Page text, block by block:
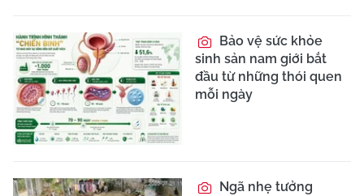
Bảo vệ sức khỏe
sinh sản nam giới bắt
đầu từ những thói quen
mỗi ngày
Ngã nhẹ tưởng